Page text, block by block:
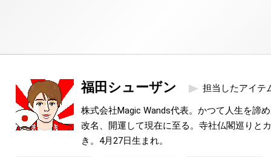
福田シューザン 担当したアイテ
株式会社Magic Wands代表。かつて人生を諦
改名、開運して現在に至る。寺社仏閣巡りと
き。4月27日生まれ。